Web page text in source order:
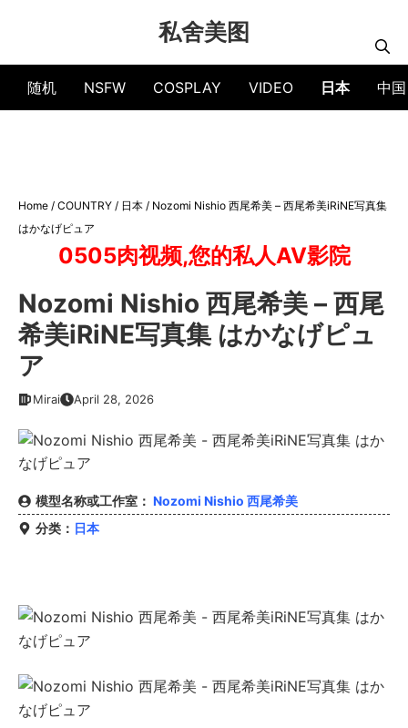
私舍美图
随机 NSFW COSPLAY VIDEO 日本 中国
Home / COUNTRY / 日本 / Nozomi Nishio 西尾希美 – 西尾希美iRiNE写真集
はかなげピュア
0505肉视频,您的私人AV影院
Nozomi Nishio 西尾希美 – 西尾
希美iRiNE写真集 はかなげピュ
ア
Mirai April 28, 2026
模型名称或工作室： Nozomi Nishio 西尾希美
分类： 日本